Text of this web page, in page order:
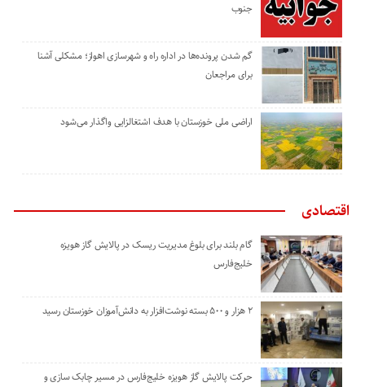
جنوب
گم شدن پرونده‌ها در اداره راه و شهرسازی اهواز؛ مشکلی آشنا
برای مراجعان
اراضی ملی خوزستان با هدف اشتغالزایی واگذار می‌شود
اقتصادی
گام بلند برای بلوغ مدیریت ریسک در پالایش گاز هویزه
خلیج‌فارس
۲ هزار و ۵۰۰ بسته نوشت‌افزار به دانش‌آموزان خوزستان رسید
حرکت پالایش گاز هویزه خلیج‌فارس در مسیر چابک سازی و